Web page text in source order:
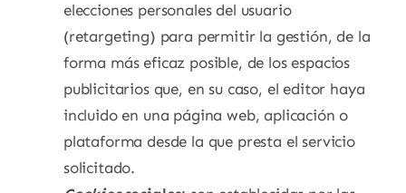
elecciones personales del usuario
(retargeting) para permitir la gestión, de la
forma más eficaz posible, de los espacios
publicitarios que, en su caso, el editor haya
incluido en una página web, aplicación o
plataforma desde la que presta el servicio
solicitado.